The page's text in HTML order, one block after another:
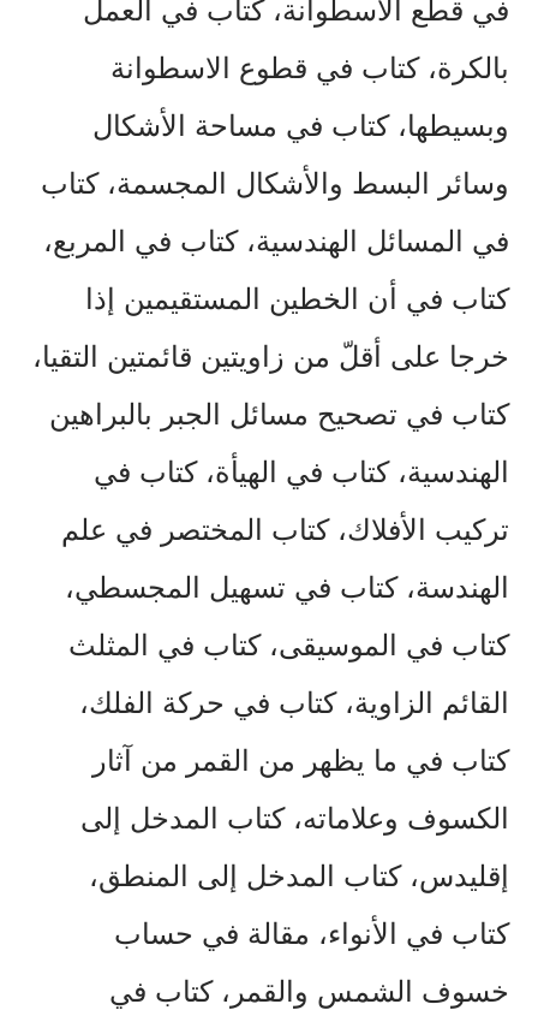
في قطع الاسطوانة، كتاب في
العمل
بالكرة، كتاب في قطوع
الاسطوانة
وبسيطها، كتاب في مساحة
الأشكال
وسائر
البسط والأشكال المجسمة، كتاب
في
المسائل الهندسية، كتاب في
المربع،
كتاب في أن الخطين المستقيمين إذا
خرجا على أقلّ من زاويتين قائمتين
التقيا،
كتاب في تصحيح مسائل الجبر بالبراهين
الهندسية، كتاب في الهيأة، كتاب في
تركيب
الأفلاك، كتاب المختصر في علم
الهندسة، كتاب في تسهيل
المجسطي،
كتاب في الموسيقى، كتاب في
المثلث
القائم
الزاوية، كتاب في حركة
الفلك،
كتاب في ما يظهر من القمر من آثار
الكسوف وعلاماته، كتاب المدخل
إلى
إقليدس، كتاب المدخل إلى
المنطق،
كتاب في الأنواء، مقالة في حساب
خسوف
الشمس والقمر، كتاب في